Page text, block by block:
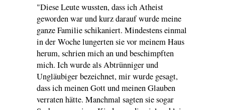
"Diese Leute wussten, dass ich Atheist
geworden war und kurz darauf wurde meine
ganze Familie schikaniert. Mindestens einmal
in der Woche lungerten sie vor meinem Haus
herum, schrien mich an und beschimpften
mich. Ich wurde als Abtrünniger und
Ungläubiger bezeichnet, mir wurde gesagt,
dass ich meinen Gott und meinen Glauben
verraten hätte. Manchmal sagten sie sogar